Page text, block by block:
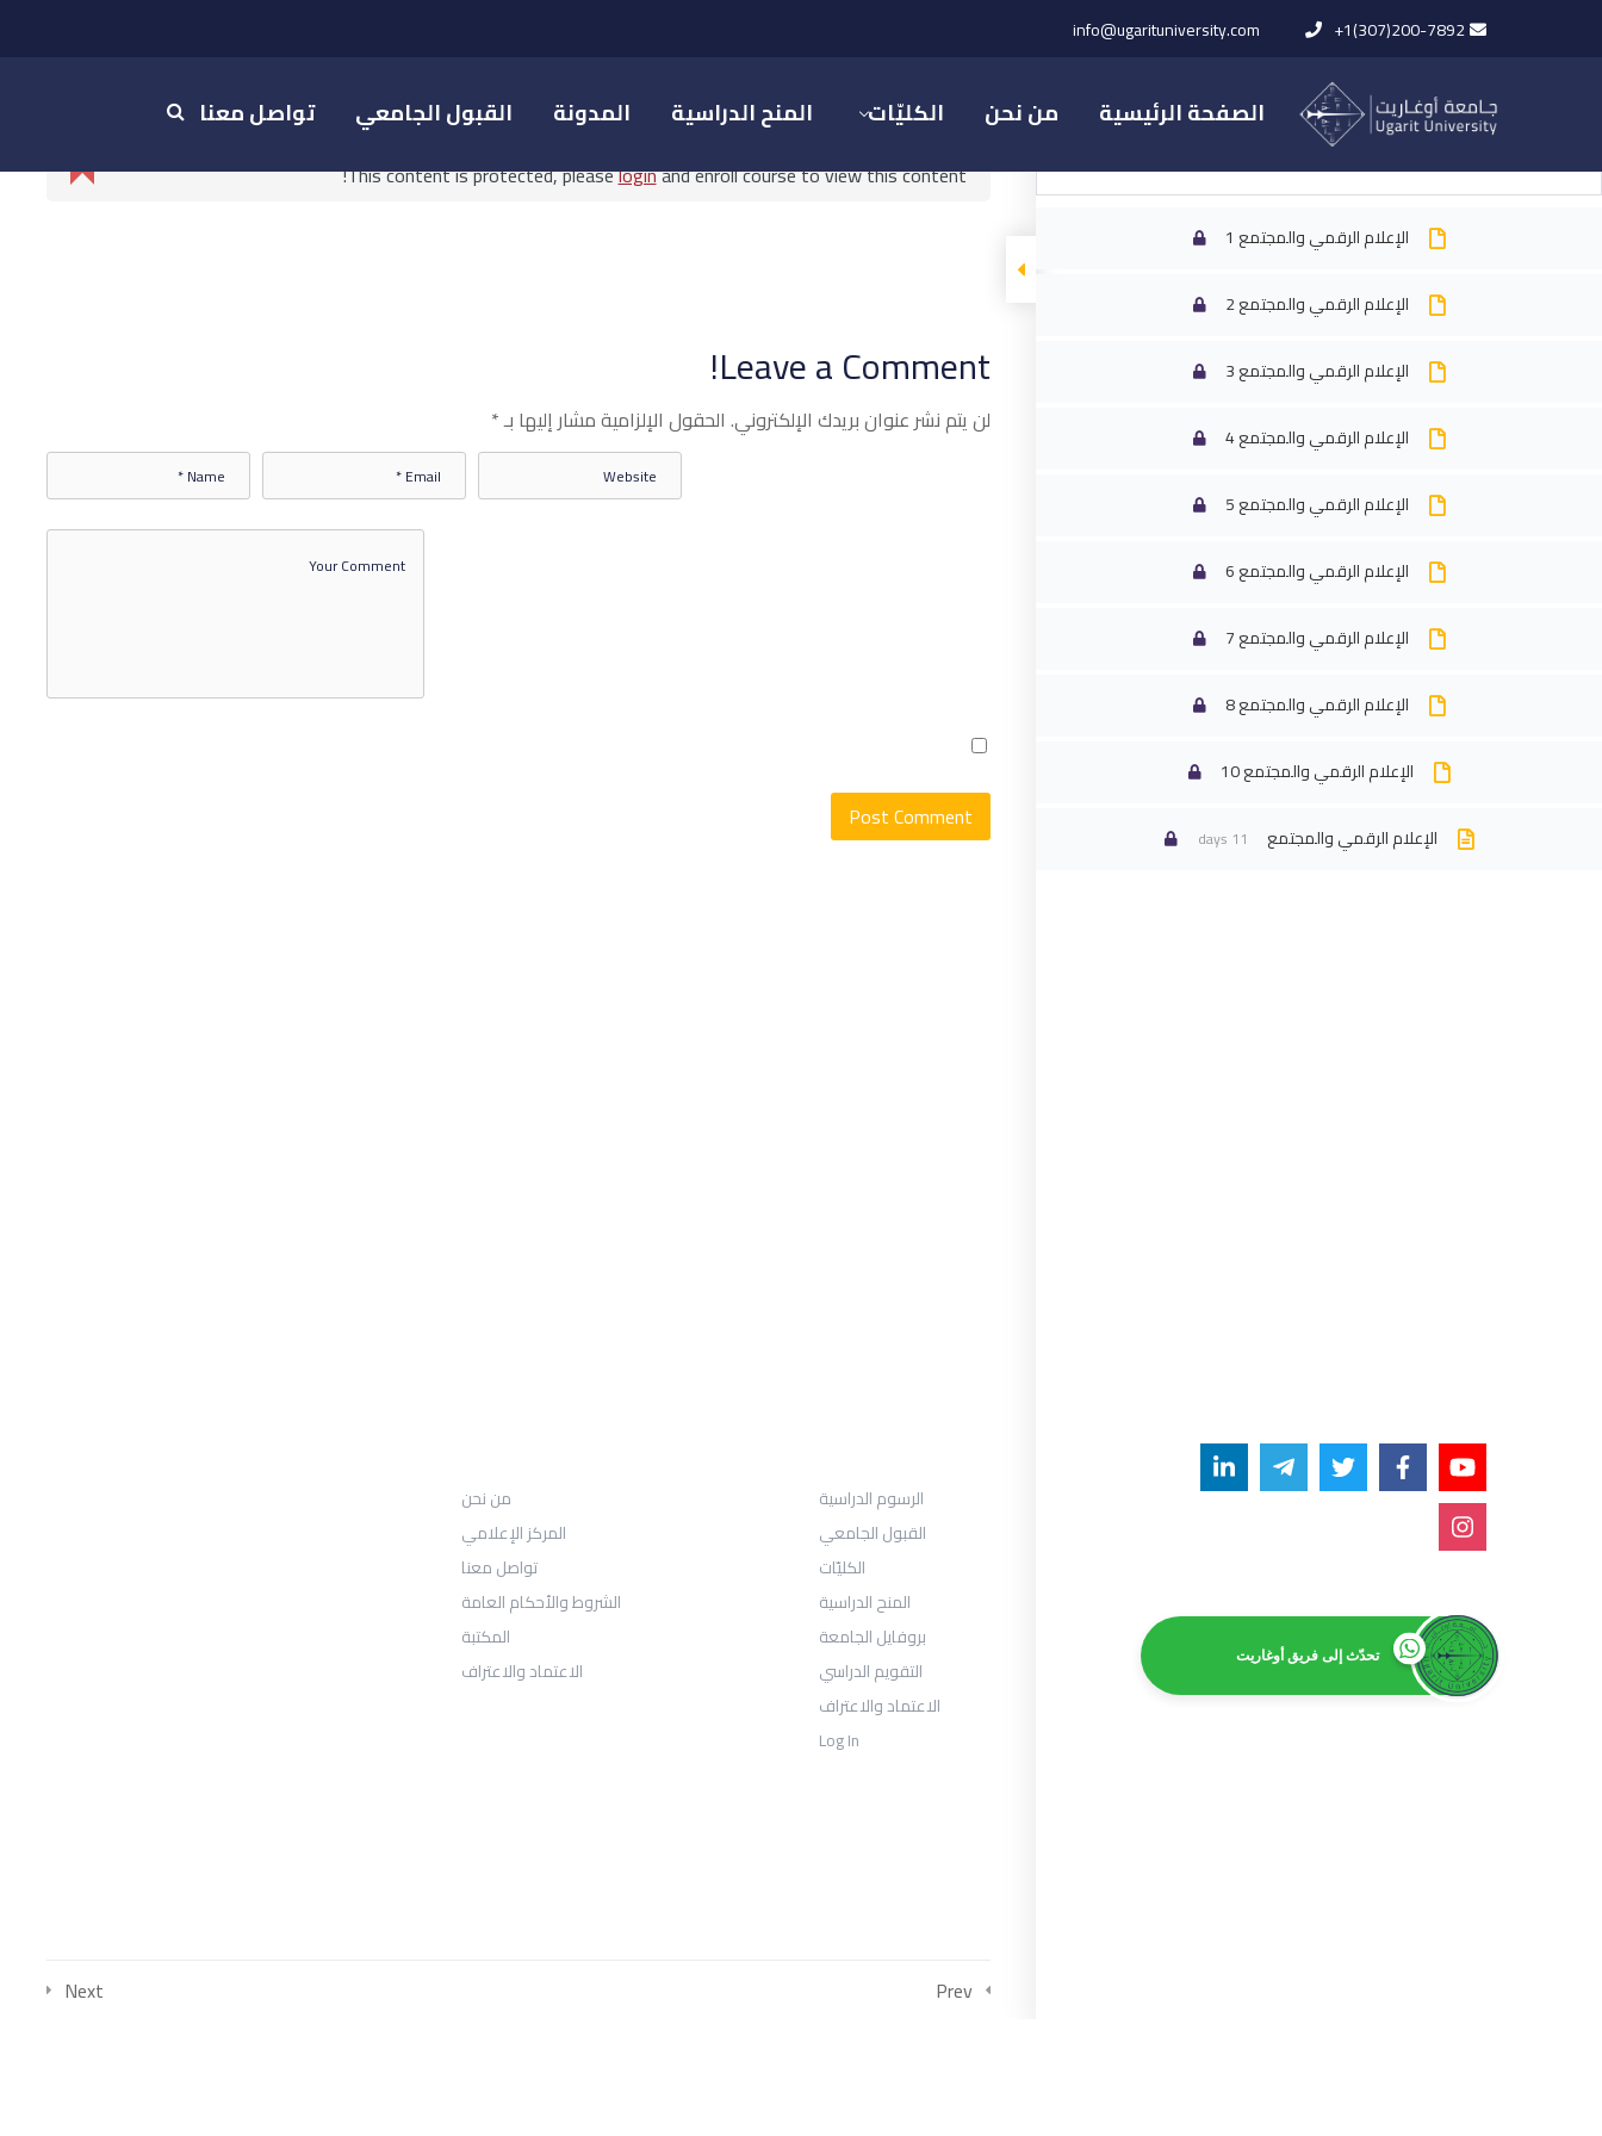
info@ugarituniversity.com +1(307)200-7892
تواصل معنا القبول الجامعي المدونة المنح الدراسية الكليّات من نحن الصفحة الرئيسية
الإعلام الرقمي والمجتمع
الرئيسية All Courses كلية الإعلام والاتصال الرقمي الإعلام الرقمي والمجتمع
المحاضرات
الإعلام الرقمي والمجتمع 1
الإعلام الرقمي والمجتمع 2
الإعلام الرقمي والمجتمع 3
الإعلام الرقمي والمجتمع 4
الإعلام الرقمي والمجتمع 5
الإعلام الرقمي والمجتمع 6
الإعلام الرقمي والمجتمع 7
الإعلام الرقمي والمجتمع 8
الإعلام الرقمي والمجتمع 10
الإعلام الرقمي والمجتمع 11 days
This content is protected, pleaseloginand enroll course to view this content!
Leave a Comment!
لن يتم نشر عنوان بريدك الإلكتروني. الحقول الإلزامية مشار إليها بـ*
Prev
Next
من نحن
المركز الإعلامي
تواصل معنا
الشروط والأحكام العامة
المكتبة
الاعتماد والاعتراف
الرسوم الدراسية
القبول الجامعي
الكليّات
المنح الدراسية
بروفايل الجامعة
التقويم الدراسي
الاعتماد والاعتراف
Log In
بكالوريوس العلاقات العامة والاتصال التسويقي
تحدّث إلى فريق أوغاريت